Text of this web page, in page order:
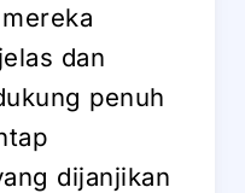
dan
penuh
dijanjikan